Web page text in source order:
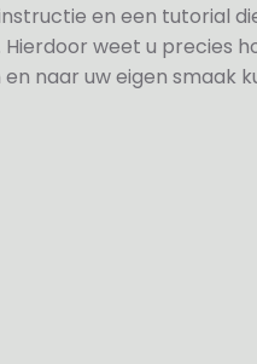
en een tutorial
weet u precies
naar uw eigen smaak